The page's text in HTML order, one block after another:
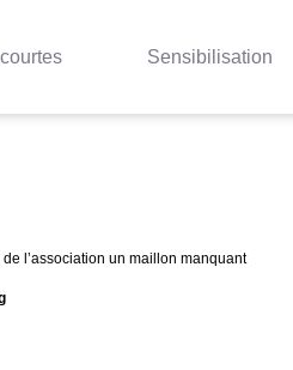
Sensibilisation
l’association un maillon manquant